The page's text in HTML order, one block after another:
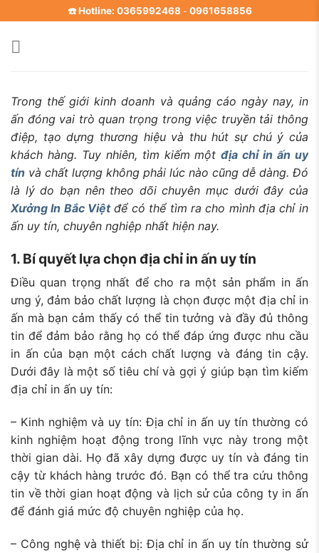
to
content
☎️ Hotline: 0365992468 - 0961658856
Trong thế giới kinh doanh và quảng cáo ngày nay, in
ấn đóng vai trò quan trọng trong việc truyền tải thông
điệp, tạo dựng thương hiệu và thu hút sự chú ý của
khách hàng. Tuy nhiên, tìm kiếm mộtđịa chỉ in ấn uy
tín và chất lượng không phải lúc nào cũng dễ dàng. Đó
là lý do bạn nên theo dõi chuyên mục dưới đây của
Xưởng In Bắc Việtđể có thể tìm ra cho mình địa chỉ in
ấn uy tín, chuyên nghiệp nhất hiện nay.
1. Bí quyết lựa chọn địa chỉ in ấn uy tín
Điều quan trọng nhất để cho ra một sản phẩm in ấn
ưng ý, đảm bảo chất lượng là chọn được một địa chỉ in
ấn mà bạn cảm thấy có thể tin tưởng và đầy đủ thông
tin để đảm bảo rằng họ có thể đáp ứng được nhu cầu
in ấn của bạn một cách chất lượng và đáng tin cậy.
Dưới đây là một số tiêu chí và gợi ý giúp bạn tìm kiếm
địa chỉ in ấn uy tín:
– Kinh nghiệm và uy tín: Địa chỉ in ấn uy tín thường có
kinh nghiệm hoạt động trong lĩnh vực này trong một
thời gian dài. Họ đã xây dựng được uy tín và đáng tin
cậy từ khách hàng trước đó. Bạn có thể tra cứu thông
tin về thời gian hoạt động và lịch sử của công ty in ấn
để đánh giá mức độ chuyên nghiệp của họ.
– Công nghệ và thiết bị: Địa chỉ in ấn uy tín thường sử